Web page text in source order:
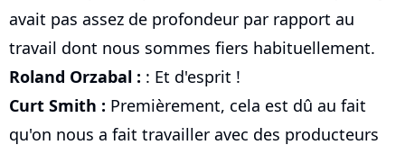
avait pas assez de profondeur par rapport au
travail dont nous sommes fiers habituellement.
Roland Orzabal : : Et d'esprit !
Curt Smith : Premièrement, cela est dû au fait
qu'on nous a fait travailler avec des producteurs